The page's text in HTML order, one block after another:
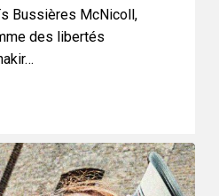
Bussières McNicoll,
des libertés